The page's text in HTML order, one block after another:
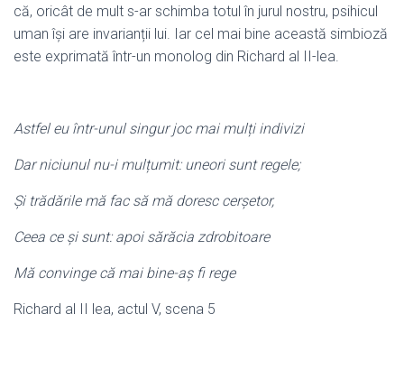
că, oricât de mult s-ar schimba totul în jurul nostru, psihicul
uman își are invarianții lui. Iar cel mai bine această simbioză
este exprimată într-un monolog din Richard al II-lea.
Astfel eu într-unul singur joc mai mulți indivizi
Dar niciunul nu-i mulțumit: uneori sunt regele;
Și trădările mă fac să mă doresc cerșetor,
Ceea ce și sunt: apoi sărăcia zdrobitoare
Mă convinge că mai bine-aș fi rege
Richard al II lea, actul V, scena 5